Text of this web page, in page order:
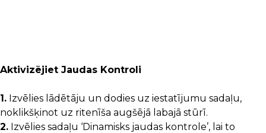
Aktivizējiet Jaudas Kontroli
1. Izvēlies lādētāju un dodies uz iestatījumu sadaļu,
noklikšķinot uz ritenīša augšējā labajā stūrī.
2. Izvēlies sadaļu ‘Dinamisks jaudas kontrole’, lai to